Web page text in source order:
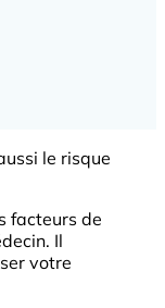
le risque
facteurs de
Il
votre